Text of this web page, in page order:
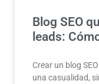
Blog SEO
leads:
Crear un blog
una casualidad,